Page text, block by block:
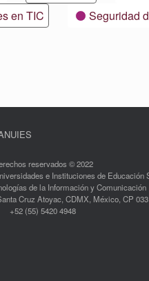
en TIC Seguridad
reservados © 2022
e Instituciones de Educación
de la Información y Comunicación
Cruz Atoyac, CDMX, México, CP
+52 (55) 5420 4948